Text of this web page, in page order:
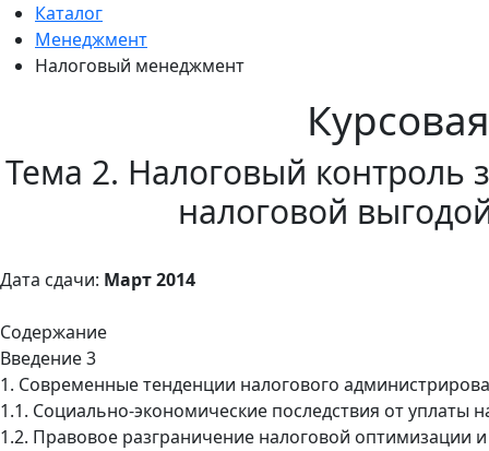
Каталог
Менеджмент
Налоговый менеджмент
Курсовая
Тема 2. Налоговый контроль
налоговой
Дата сдачи: Март 2014
Содержание
Введение 3
1. Современные тенденции налогового
1.1. Социально-экономические последствия от уплаты
1.2. Правовое разграничение налоговой оптимизации